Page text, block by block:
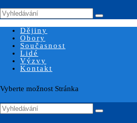
Dějiny
Obory
Současnost
Lidé
Výzvy
Kontakt
Vyberte možnost Stránka